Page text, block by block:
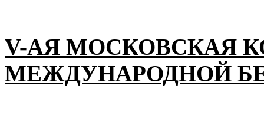
V-АЯ МОСКОВСКАЯ
МЕЖДУНАРОДНОЙ